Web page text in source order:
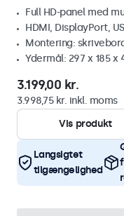
Full HD-panel med
HDMI, DisplayPort,
Montering:
Ydermål: 297 x 185 x
3.199,00 kr.
3.998,75 kr. inkl. moms
Vis produkt
Langsigtet
tilgængelighed